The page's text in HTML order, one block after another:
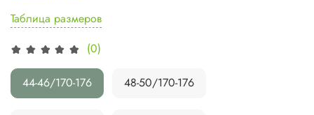
(0)
Таблица размеров
44-46/170-176 48-50/170-176